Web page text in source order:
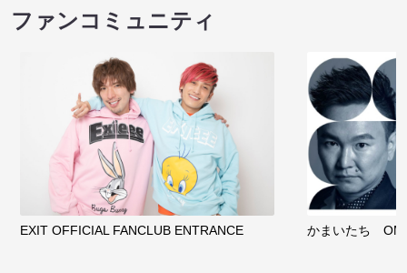
ファンコミュニティ
EXIT OFFICIAL FANCLUB ENTRANCE かまいたち